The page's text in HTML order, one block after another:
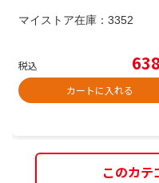
マイストア在庫： 3352
税込
カートに入れる
このカテ